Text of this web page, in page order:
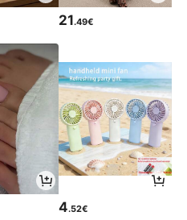
21.49€
4.52€